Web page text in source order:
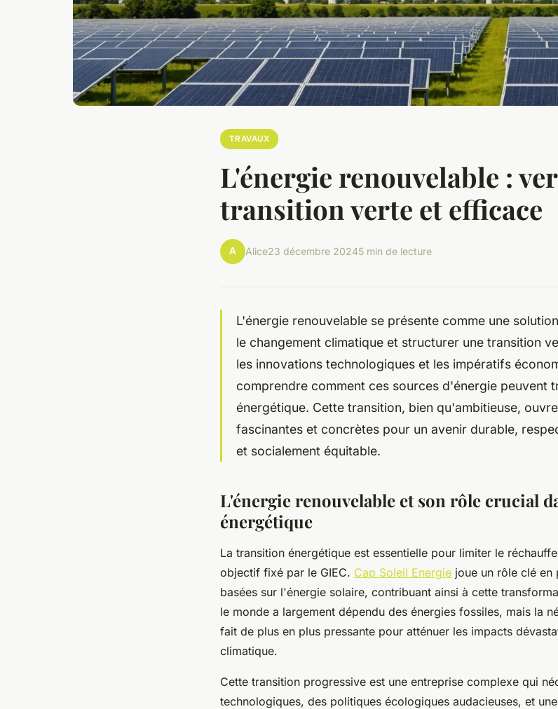
TRAVAUX
L'énergie renouvelable :
transition verte et efficace
A Alice23 décembre 20245 min de lecture
L'énergie renouvelable se présente comme une
le changement climatique et structurer une transition
les innovations technologiques et les impératifs
comprendre comment ces sources d'énergie peuvent
énergétique. Cette transition, bien qu'ambitieuse,
fascinantes et concrètes pour un avenir durable,
et socialement équitable.
L'énergie renouvelable et son rôle crucial
énergétique
La transition énergétique est essentielle pour limiter le
objectif fixé par le GIEC. Cap Soleil Energie joue un rôle clé en
basées sur l'énergie solaire, contribuant ainsi à cette
le monde a largement dépendu des énergies fossiles, mais la
fait de plus en plus pressante pour atténuer les impacts
climatique.
Cette transition progressive est une entreprise complexe qui
technologiques, des politiques écologiques audacieuses, et